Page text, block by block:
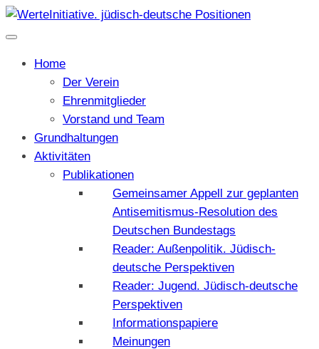
Home
Der Verein
Ehrenmitglieder
Vorstand und Team
Grundhaltungen
Aktivitäten
Publikationen
Gemeinsamer Appell zur geplanten
Antisemitismus-Resolution des
Deutschen Bundestags
Reader: Außenpolitik. Jüdisch-
deutsche Perspektiven
Reader: Jugend. Jüdisch-deutsche
Perspektiven
Informationspapiere
Meinungen